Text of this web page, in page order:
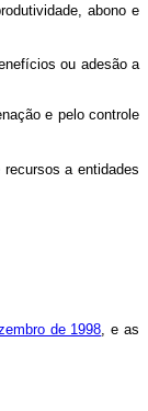
abono e
ou adesão a
e pelo controle
a entidades
de 1998 , e as